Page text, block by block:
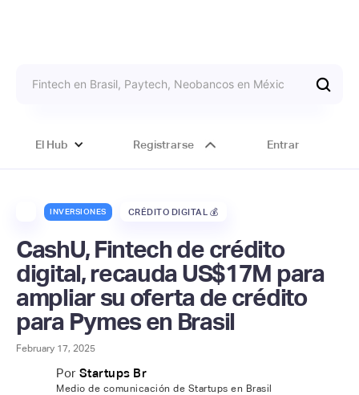
El Hub Registrarse Entrar
INVERSIONES CRÉDITO DIGITAL 💰
CashU, Fintech de crédito
digital, recauda US$17M para
ampliar su oferta de crédito
para Pymes en Brasil
February 17, 2025
Por Startups Br
Medio de comunicación de Startups en Brasil